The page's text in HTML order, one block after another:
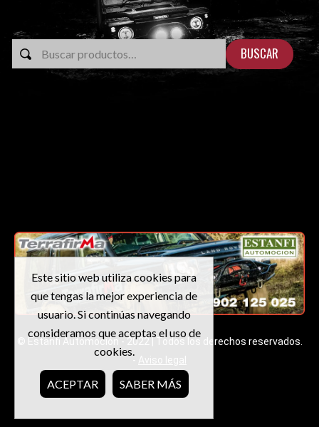
BUSCAR
© Estanfi Automoción - 2022 | Todos los derechos reservados.
- Aviso legal
Este sitio web utiliza cookies para
que tengas la mejor experiencia de
usuario. Si continúas navegando
consideramos que aceptas el uso de
cookies.
ACEPTAR SABER MÁS